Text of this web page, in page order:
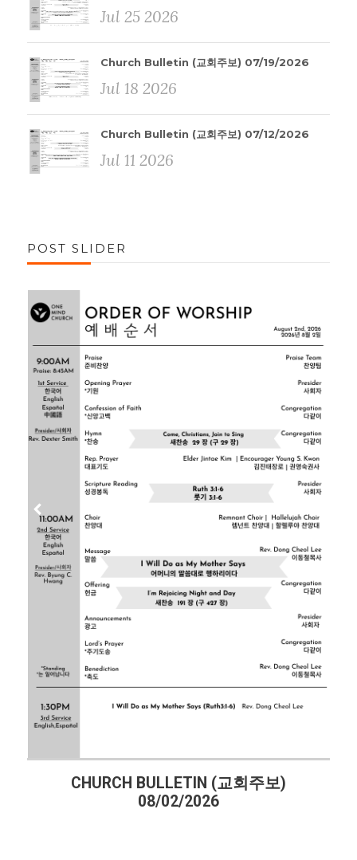
Jul 25 2026
Church Bulletin (교회주보) 07/19/2026
Jul 18 2026
Church Bulletin (교회주보) 07/12/2026
Jul 11 2026
POST SLIDER
BULLETIN (교회주보)
CHURCH